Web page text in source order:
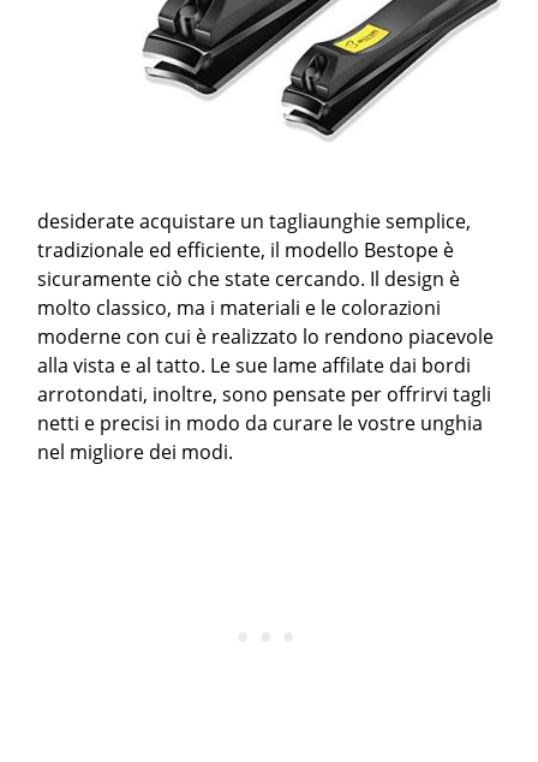
desiderate acquistare un tagliaunghie semplice,
tradizionale ed efficiente, il modello Bestope è
sicuramente ciò che state cercando. Il design è
molto classico, ma i materiali e le colorazioni
moderne con cui è realizzato lo rendono piacevole
alla vista e al tatto. Le sue lame affilate dai bordi
arrotondati, inoltre, sono pensate per offrirvi tagli
netti e precisi in modo da curare le vostre unghia
nel migliore dei modi.